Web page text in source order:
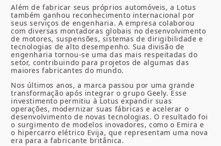
Além de fabricar seus próprios automóveis, a Lotus
também ganhou reconhecimento internacional por
seus serviços de engenharia. A empresa colaborou
com diversas montadoras globais no desenvolvimento
de motores, suspensões, sistemas de dirigibilidade e
tecnologias de alto desempenho. Sua divisão de
engenharia tornou-se uma das mais respeitadas do
setor, contribuindo para projetos de algumas das
maiores fabricantes do mundo.
Nos últimos anos, a marca passou por uma grande
transformação após integrar o grupo Geely. Esse
investimento permitiu à Lotus expandir suas
operações, modernizar suas fábricas e acelerar o
desenvolvimento de novas tecnologias. O resultado foi
o surgimento de modelos inovadores, como o Emira e
o hipercarro elétrico Evija, que representam uma nova
era para a fabricante britânica.